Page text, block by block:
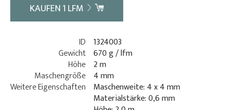
KAUFEN1 LFM
ID 1324003
Gewicht 670 g / lfm
Höhe 2 m
Maschengröße 4 mm
Weitere Eigenschaften
Maschenweite: 4 x 4 mm
Materialstärke: 0,6 mm